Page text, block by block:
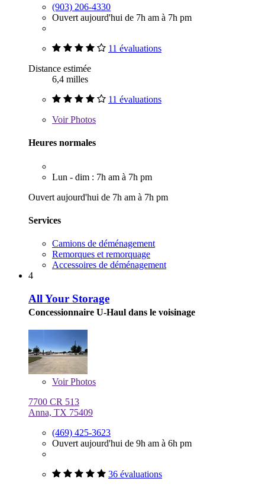
(903) 206-4330
Ouvert aujourd'hui de 7h am à 7h pm
11 évaluations
Distance estimée
6,4 milles
11 évaluations
VoirPhotos
Heures normales
Lun - dim : 7h am à 7h pm
Ouvert aujourd'hui de 7h am à 7h pm
Services
Camions de déménagement
Remorques et remorquage
Accessoires de déménagement
4
All Your Storage
Concessionnaire U-Haul dans le voisinage
VoirPhotos
7700 CR 513
Anna, TX 75409
(469) 425-3623
Ouvert aujourd'hui de 9h am à 6h pm
36 évaluations